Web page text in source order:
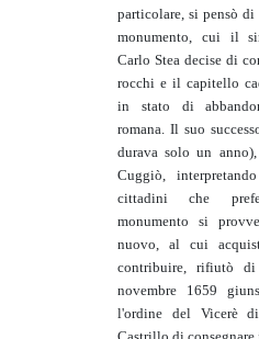
particolare, si pensò
monumento, cui il
Carlo Stea decise di
rocchi e il capitello
in stato di
romana. Il suo
durava solo un
Cuggiò,
cittadini che
monumento si
nuovo, al cui
contribuire, rifiutò
novembre 1659
l'ordine del Vicerè